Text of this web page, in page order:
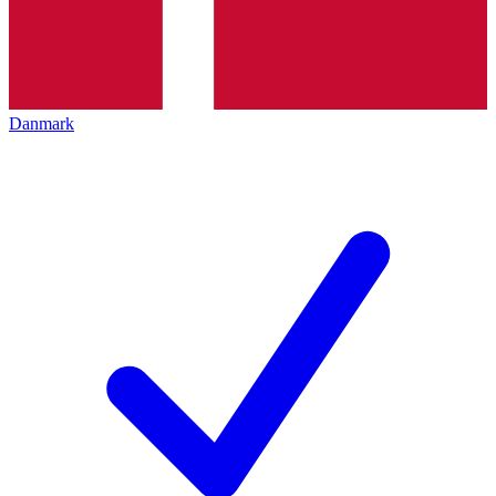
Danmark